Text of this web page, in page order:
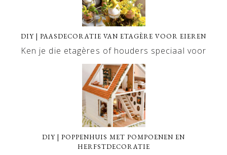
DIY | PAASDECORATIE VAN ETAGÈRE VOOR EIEREN
Ken je die etagères of houders speciaal voor
DIY | POPPENHUIS MET POMPOENEN EN
HERFSTDECORATIE